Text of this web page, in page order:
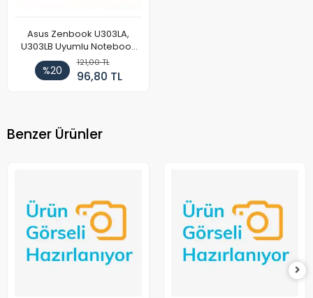
Asus Zenbook U303LA,
U303LB Uyumlu Notebook
Adaptör DC Power Kablosu
%20
121,00 TL
96,80 TL
Benzer Ürünler